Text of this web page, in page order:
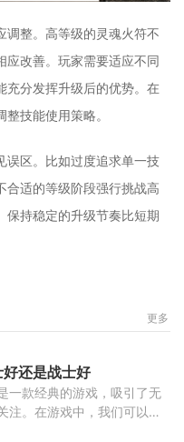
调整。高等级的灵魂火符不
应改善。玩家需要适应不同
充分发挥升级后的优势。在
技能使用策略。
误区。比如过度追求单一技
合适的等级阶段强行挑战高
保持稳定的升级节奏比短期
更多
还是战士好
一款经典的游戏，吸引了无
注。在游戏中，我们可以扮